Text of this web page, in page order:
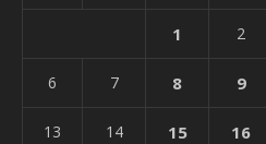
1 2
6 7 8 9
13 14 15 16